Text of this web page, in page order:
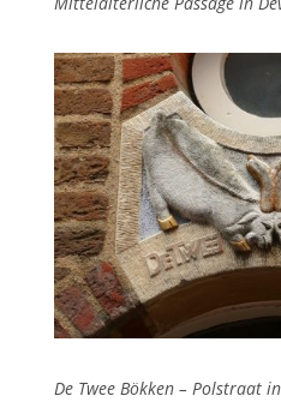
De Twee Bökken – Polstraat